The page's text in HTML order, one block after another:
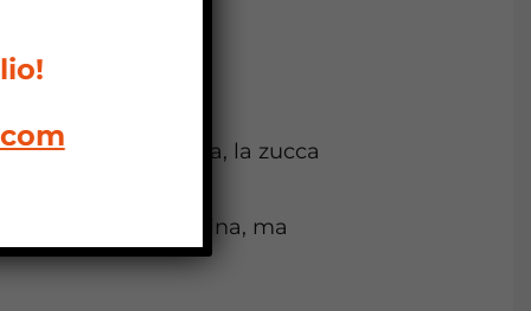
vuota o piena, la zucca
meglio di se in cucina, ma